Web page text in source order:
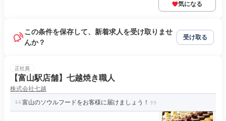
気になる
この条件を保存して、新着求人を受け取りませ
んか？
受け取る
正社員
【富山駅店舗】七越焼き職人
株式会社七越
富山のソウルフードをお客様に届けましょう！